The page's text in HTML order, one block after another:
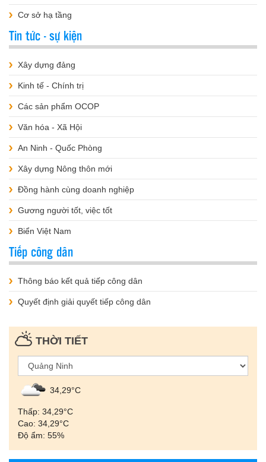
Cơ sở hạ tầng
Tin tức - sự kiện
Xây dựng đảng
Kinh tế - Chính trị
Các sản phẩm OCOP
Văn hóa - Xã Hội
An Ninh - Quốc Phòng
Xây dựng Nông thôn mới
Đồng hành cùng doanh nghiệp
Gương người tốt, việc tốt
Biển Việt Nam
Tiếp công dân
Thông báo kết quả tiếp công dân
Quyết định giải quyết tiếp công dân
THỜI TIẾT
34,29°С
Thấp: 34,29°С
Cao: 34,29°С
Độ ẩm: 55%